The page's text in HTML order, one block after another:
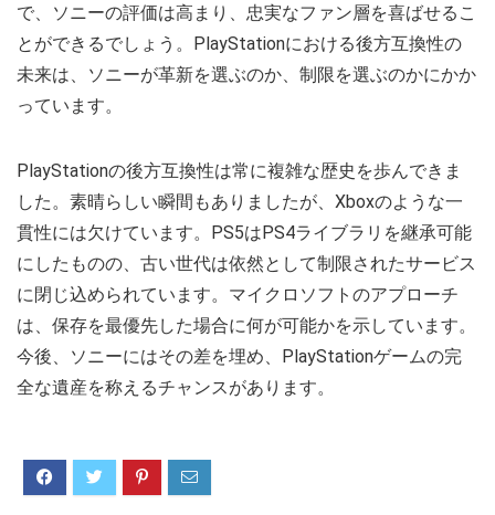
で、ソニーの評価は高まり、忠実なファン層を喜ばせるこ
とができるでしょう。PlayStationにおける後方互換性の
未来は、ソニーが革新を選ぶのか、制限を選ぶのかにかか
っています。
PlayStationの後方互換性は常に複雑な歴史を歩んできま
した。素晴らしい瞬間もありましたが、Xboxのような一
貫性には欠けています。PS5はPS4ライブラリを継承可能
にしたものの、古い世代は依然として制限されたサービス
に閉じ込められています。マイクロソフトのアプローチ
は、保存を最優先した場合に何が可能かを示しています。
今後、ソニーにはその差を埋め、PlayStationゲームの完
全な遺産を称えるチャンスがあります。